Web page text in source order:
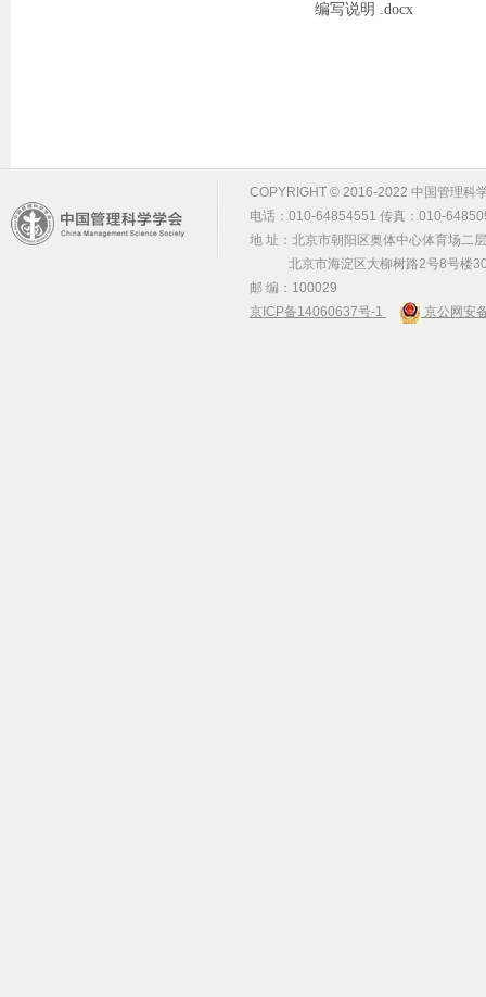
编写说明 .docx
COPYRIGHT © 2016-2022 中国管理科
电话：010-64854551 传真：010-
地 址：北京市朝阳区奥体中心体育场二
北京市海淀区大柳树路2号8号楼
邮 编：100029
京ICP备14060637号-1
京公网安